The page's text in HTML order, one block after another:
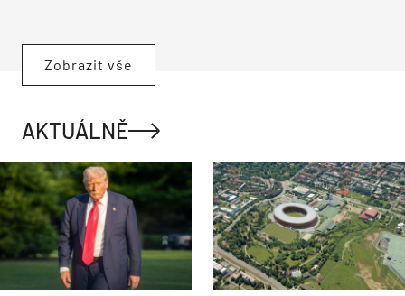
Zobrazit vše
AKTUÁLNĚ